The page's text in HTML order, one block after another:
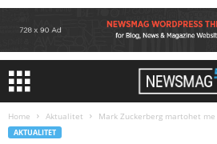
Home Aktualitet Mark Zuckerberg martohet
AKTUALITET